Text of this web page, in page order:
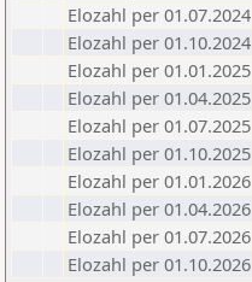
Elozahl per 01.07.2024
Elozahl per 01.10.2024
Elozahl per 01.01.2025
Elozahl per 01.04.2025
Elozahl per 01.07.2025
Elozahl per 01.10.2025
Elozahl per 01.01.2026
Elozahl per 01.04.2026
Elozahl per 01.07.2026
Elozahl per 01.10.2026